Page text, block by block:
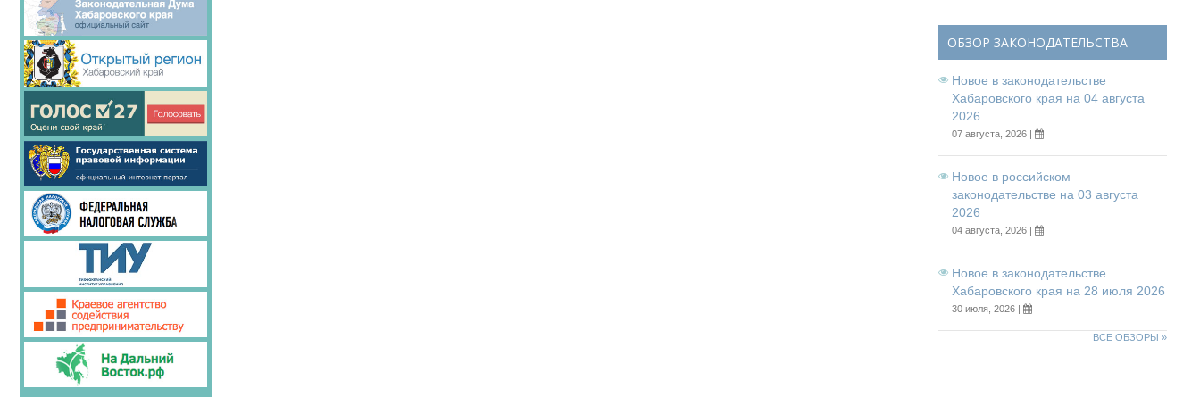
ОБЗОР ЗАКОНОДАТЕЛЬСТВА
Новое в законодательстве
Хабаровского края на 04 августа
2026
07 августа, 2026 |
Новое в российском
законодательстве на 03 августа
2026
04 августа, 2026 |
Новое в законодательстве
Хабаровского края на 28 июля 2026
30 июля, 2026 |
ВСЕ ОБЗОРЫ »